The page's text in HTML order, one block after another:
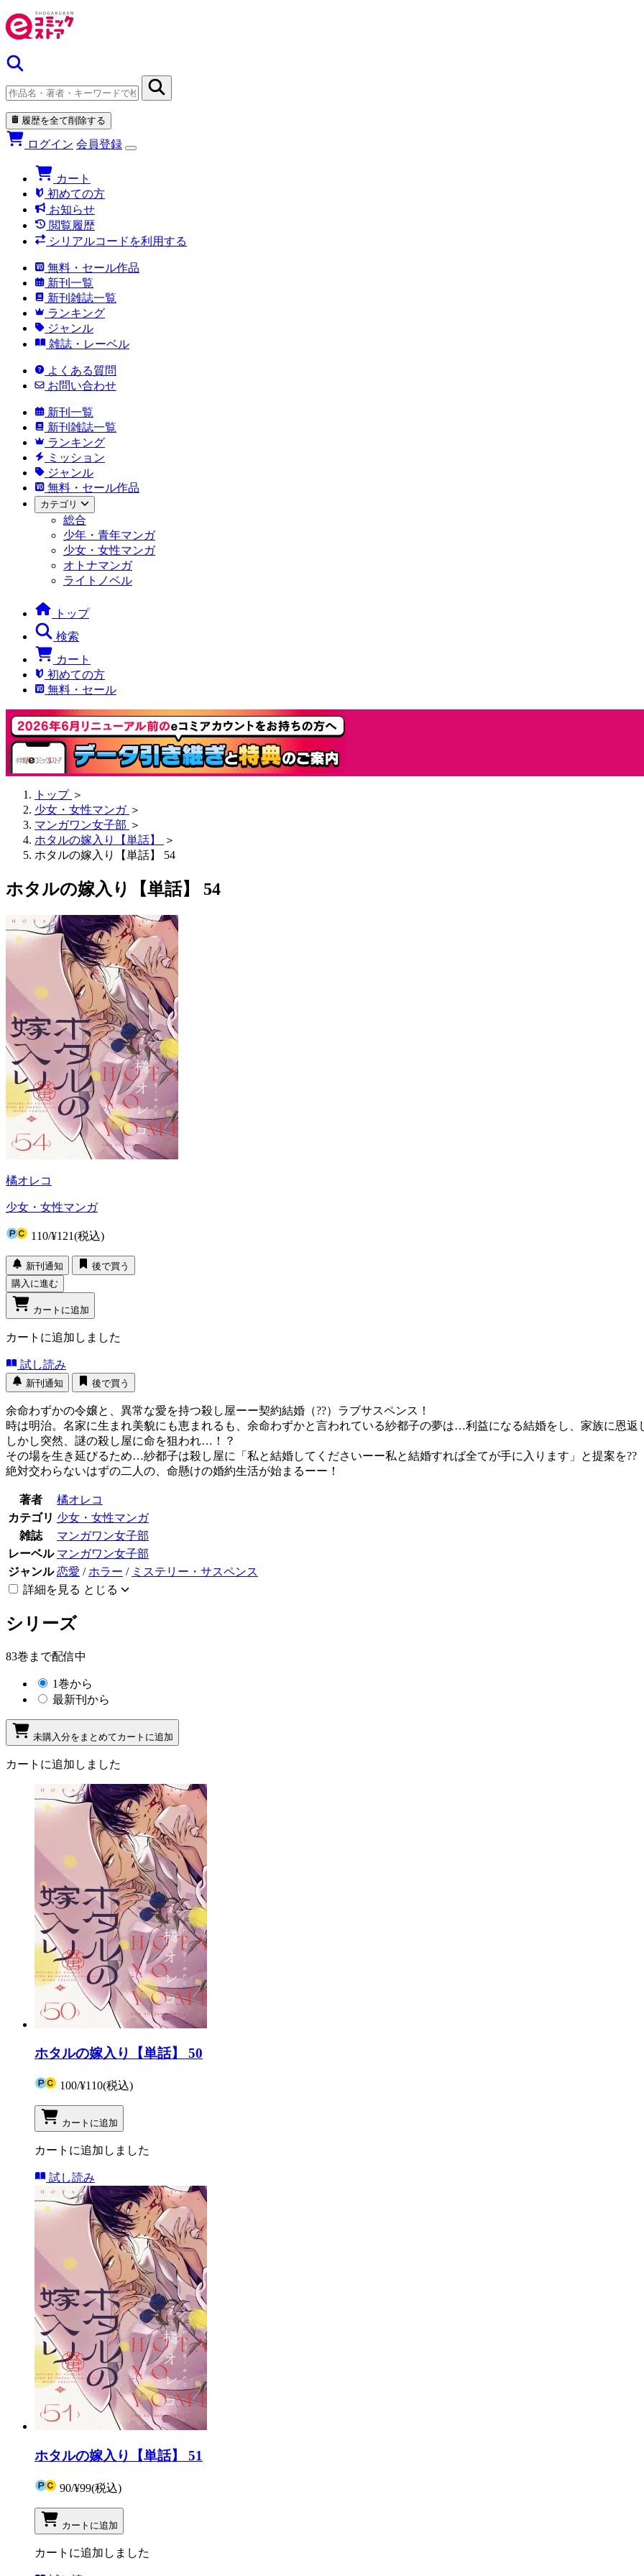
履歴を全て削除する
ログイン 会員登録
カート
初めての方
お知らせ
閲覧履歴
シリアルコードを利用する
無料・セール作品
新刊一覧
新刊雑誌一覧
ランキング
ジャンル
雑誌・レーベル
よくある質問
お問い合わせ
新刊一覧
新刊雑誌一覧
ランキング
ミッション
ジャンル
無料・セール作品
カテゴリ
総合
少年・青年マンガ
少女・女性マンガ
オトナマンガ
ライトノベル
トップ
検索
カート
初めての方
無料・セール
トップ ＞
少女・女性マンガ ＞
マンガワン女子部 ＞
ホタルの嫁入り【単話】
＞
ホタルの嫁入り【単話】 54
ホタルの嫁入り【単話】 54
橘オレコ
少女・女性マンガ
110/¥121(税込)
新刊通知
後で買う
購入に進む
カートに追加
カートに追加しました
試し読み
新刊通知 後で買う
余命わずかの令嬢と、異常な愛を持つ殺し屋ーー契約結婚（??）ラブサスペンス！
時は明治。名家に生まれ美貌にも恵まれるも、余命わずかと言われている紗都子の夢は…利益になる結婚をし、家族に恩返
しかし突然、謎の殺し屋に命を狙われ…！？
その場を生き延びるため…紗都子は殺し屋に「私と結婚してくださいーー私と結婚すれば全てが手に入ります」と提案を??
絶対交わらないはずの二人の、命懸けの婚約生活が始まるーー！
著者
橘オレコ
カテゴリ 少女・女性マンガ
雑誌
マンガワン女子部
レーベル マンガワン女子部
ジャンル 恋愛 / ホラー / ミステリー・サスペンス
詳細を見る とじる
シリーズ
83巻まで配信中
1巻から
最新刊から
未購入分をまとめてカートに追加
カートに追加しました
ホタルの嫁入り【単話】 50
100/¥110(税込)
カートに追加
カートに追加しました
試し読み
ホタルの嫁入り【単話】 51
90/¥99(税込)
カートに追加
カートに追加しました